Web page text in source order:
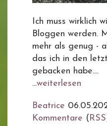
Ich muss wirklich
Bloggen werden.
mehr als genug -
das ich in den
gebacken habe....
...weiterlesen
Beatrice
Kommentare (RSS